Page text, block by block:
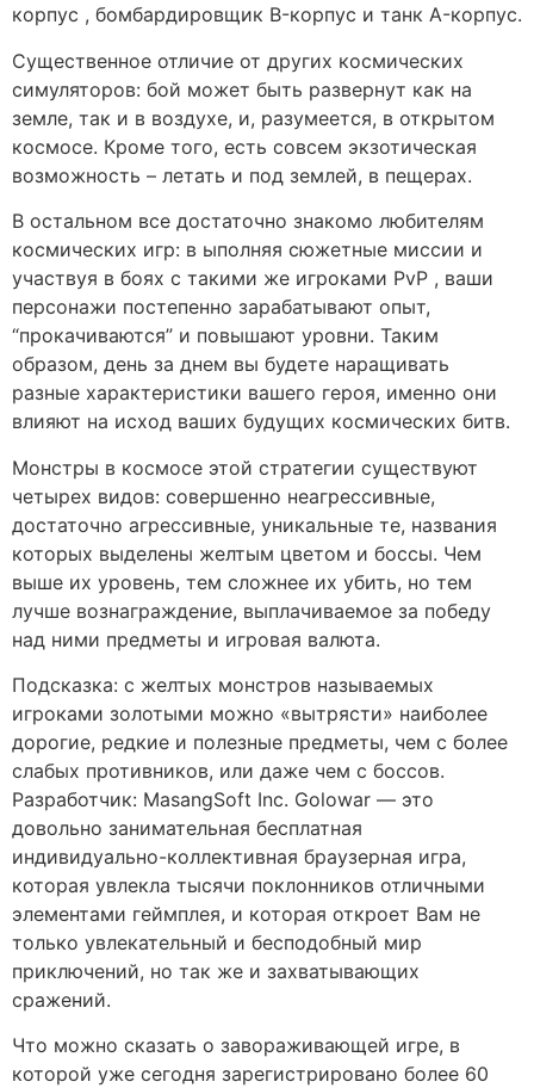
корпус , бомбардировщик B-корпус и танк A-корпус.
Существенное отличие от других космических
симуляторов: бой может быть развернут как на
земле, так и в воздухе, и, разумеется, в открытом
космосе. Кроме того, есть совсем экзотическая
возможность – летать и под землей, в пещерах.
В остальном все достаточно знакомо любителям
космических игр: в ыполняя сюжетные миссии и
участвуя в боях с такими же игроками PvP , ваши
персонажи постепенно зарабатывают опыт,
“прокачиваются” и повышают уровни. Таким
образом, день за днем вы будете наращивать
разные характеристики вашего героя, именно они
влияют на исход ваших будущих космических битв.
Монстры в космосе этой стратегии существуют
четырех видов: совершенно неагрессивные,
достаточно агрессивные, уникальные те, названия
которых выделены желтым цветом и боссы. Чем
выше их уровень, тем сложнее их убить, но тем
лучше вознаграждение, выплачиваемое за победу
над ними предметы и игровая валюта.
Подсказка: с желтых монстров называемых
игроками золотыми можно «вытрясти» наиболее
дорогие, редкие и полезные предметы, чем с более
слабых противников, или даже чем с боссов.
Разработчик: MasangSoft Inc. Golowar — это
довольно занимательная бесплатная
индивидуально-коллективная браузерная игра,
которая увлекла тысячи поклонников отличными
элементами геймплея, и которая откроет Вам не
только увлекательный и бесподобный мир
приключений, но так же и захватывающих
сражений.
Что можно сказать о завораживающей игре, в
которой уже сегодня зарегистрировано более 60